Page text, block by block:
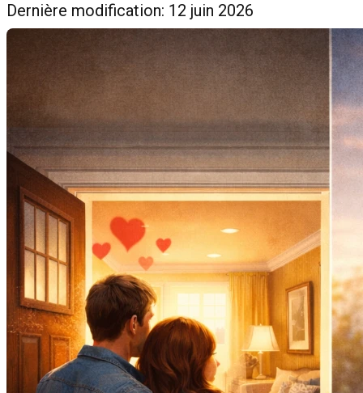
Dernière modification: 12 juin 2026